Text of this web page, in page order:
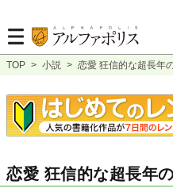
TOP > 小説 > 恋愛 狂信的な超長年
恋愛 狂信的な超長年